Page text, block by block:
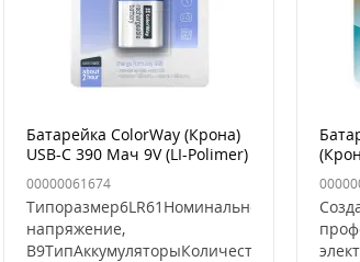
Батарейка ColorWay (Крона)
USB-C 390 Мач 9V (LI-Polimer)
1 шт перезаряжаемая
00000061674
Типоразмер6LR61Номинальное
напряжение,
В9ТипАккумуляторыКоличество